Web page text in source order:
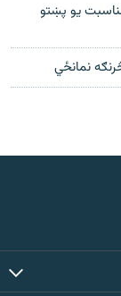
یو پښتو
نمانځي